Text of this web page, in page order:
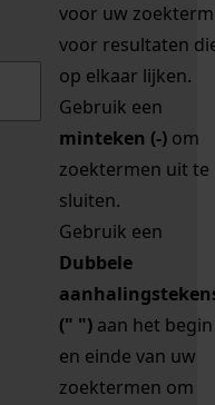
voor uw zoekterm
voor resultaten
op elkaar lijken.
Gebruik een
minteken (-) om
zoektermen uit te
sluiten.
Gebruik een
Dubbele
(" ") aan het begin
en einde van uw
zoektermen om